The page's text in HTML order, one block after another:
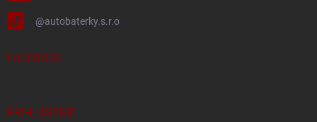
@autobaterky.s.r.o
FACEBOOK
PRIHLÁSENIE